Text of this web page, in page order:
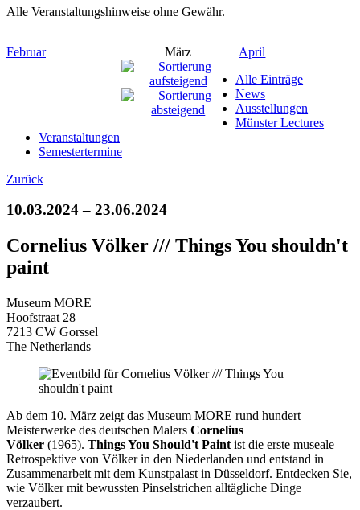
Alle Veranstaltungshinweise ohne Gewähr.
Februar März
April
Alle Einträge
News
Ausstellungen
Münster Lectures
Veranstaltungen
Semestertermine
Zurück
10.03.2024 – 23.06.2024
Cornelius Völker /// Things You shouldn't
paint
Museum MORE
Hoofstraat 28
7213 CW Gorssel
The Netherlands
Ab dem 10. März zeigt das Museum MORE rund hundert
Meisterwerke des deutschen Malers Cornelius
Völker (1965). Things You Should't Paint ist die erste museale
Retrospektive von Völker in den Niederlanden und entstand in
Zusammenarbeit mit dem Kunstpalast in Düsseldorf. Entdecken Sie,
wie Völker mit bewussten Pinselstrichen alltägliche Dinge
verzaubert.